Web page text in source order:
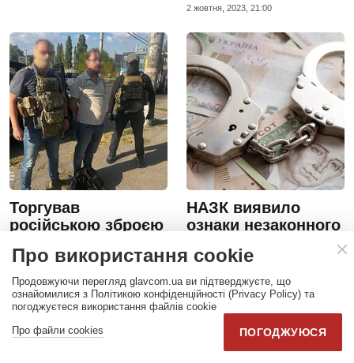
2 жовтня, 2023, 21:00
Торгував
російською зброєю
затримано
священника УПЦ
МП
26 вересня, 2023, 10:27
НАЗК виявило
ознаки незаконного
депутата сільради
на понад 136 млн
грн
6 жовтня, 2023, 18:24
Про використання cookie
Продовжуючи перегляд glavcom.ua ви підтверджуєте, що
ознайомилися з Політикою конфіденційності (Privacy Policy) та
погоджуєтеся використання файлів cookie
Про файли cookies
ПОГОДЖУЮСЯ